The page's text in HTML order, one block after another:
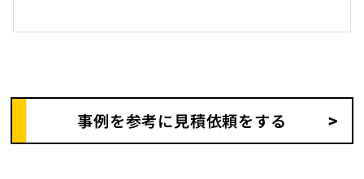
事例を参考に見積依頼をする